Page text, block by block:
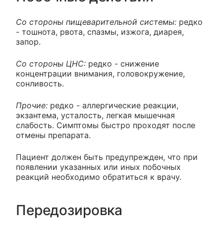
Со стороны пищеварительной системы: редко
- тошнота, рвота, спазмы, изжога, диарея,
запор.
Со стороны ЦНС: редко - снижение
концентрации внимания, головокружение,
сонливость.
Прочие: редко - аллергические реакции,
экзантема, усталость, легкая мышечная
слабость. Симптомы быстро проходят после
отмены препарата.
Пациент должен быть предупрежден, что при
появлении указанных или иных побочных
реакций необходимо обратиться к врачу.
Передозировка